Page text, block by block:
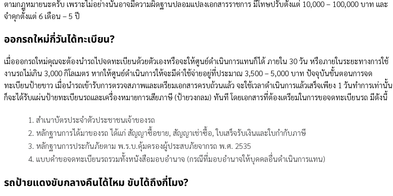
ตามกฎหมายนะครับ เพราะไม่อย่างนั้นอาจมีความผิดฐานปลอมแปลงเอกสารราชการ มีโทษปรับตั้งแต่ 10,000 – 100,000 บาท และ
จำคุกตั้งแต่ 6 เดือน – 5 ปี
ออกรถใหม่กี่วันได้ทะเบียน?
เมื่อออกรถใหม่คุณจะต้องนำรถไปจดทะเบียนด้วยตัวเองหรือจะให้ศูนย์ดำเนินการแทนก็ได้ ภายใน 30 วัน หรือภายในระยะทางการใช้
งานรถไม่เกิน 3,000 กิโลเมตร หากให้ศูนย์ดำเนินการให้จะมีค่าใช้จ่ายอยู่ที่ประมาณ 3,500 – 5,000 บาท ปัจจุบันขั้นตอนการจด
ทะเบียนป้ายขาว เมื่อนำรถเข้ารับการตรวจสภาพและเตรียมเอกสารครบถ้วนแล้ว จะใช้เวลาดำเนินการแล้วเสร็จเพียง 1 วันทำการเท่านั้น
ก็จะได้รับแผ่นป้ายทะเบียนรถและเครื่องหมายการเสียภาษี (ป้ายวงกลม) ทันที โดยเอกสารที่ต้องเตรียมในการขอจดทะเบียนรถ มีดังนี้
สำเนาบัตรประจำตัวประชาชนเจ้าของรถ
หลักฐานการได้มาของรถ ได้แก่ สัญญาซื้อขาย, สัญญาเช่าซื้อ, ใบเสร็จรับเงินและใบกำกับภาษี
หลักฐานการประกันภัยตาม พ.ร.บ.คุ้มครองผู้ประสบภัยจากรถ พ.ศ. 2535
แบบคำขอจดทะเบียนรถรวมทั้งหนังสือมอบอำนาจ (กรณีที่มอบอำนาจให้บุคคลอื่นดำเนินการแทน)
รถป้ายแดงขับกลางคืนได้ไหม ขับได้ถึงกี่โมง?